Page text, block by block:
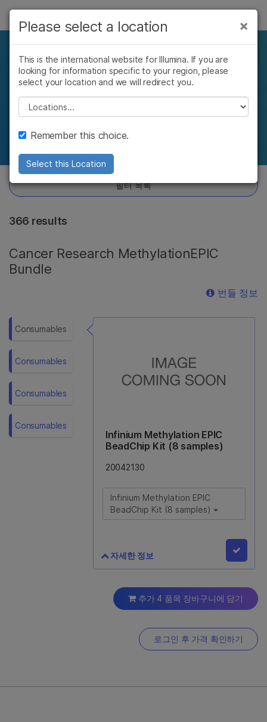
솔루션
학습
회사
지원
추천 링크
제품 번들
연구 초점, 기기 등을 위해 설계된 인기 있는
그룹화
필터 목록
366 results
Cancer Research MethylationEPIC
Bundle
번들 정보
Consumables
Consumables
Consumables
Consumables
Infinium Methylation EPIC
BeadChip Kit (8 samples)
20042130
Infinium Methylation EPIC
BeadChip Kit (8 samples)
Infinium Methylation EPIC
BeadChip Kit (8 samples)
8샘플 BeadChip 1개 및 96개의 DNA
자세한 정보
추가 4 품목 장바구니에 담기
로그인 후 가격 확인하기
×
Please select a location
This is the international website for Illumina. If you are
looking for information specific to your region, please
select your location and we will redirect you.
Please select a location
Remember this choice.
Select this Location
×
암 연구
농업유전체학 연구
임상 종양학 연구